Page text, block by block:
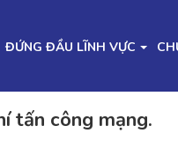
ĐỨNG ĐẦU LĨNH VỰC
tấn công mạng.